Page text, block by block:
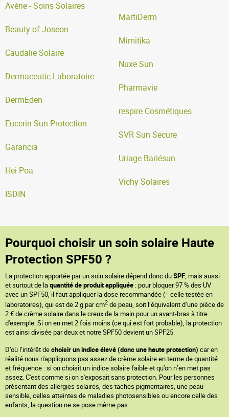
Avène - Soins Solaires
Beauty of Joseon
Caudalie Solaire
Dermaceutic Laboratoire
DermEden
Eucerin Sun Protection
Garancia
Hei Poa
ISDIN
MartiDerm
Mimitika
Nuxe Sun
Pharmavie
respire Cosmétiques
SVR Sun Secure
Uriage Bariésun
Vichy Solaires
Pourquoi choisir un soin solaire Haute
Protection SPF50 ?
La protection apportée par un soin solaire dépend donc duSPF, mais aussi
et surtout de laquantité de produit appliquée : pour bloquer 97 % des UV
avec un SPF50, il faut appliquer la dose recommandée (= celle testée en
laboratoires), qui est de 2 g par cm2 de peau, soit l’équivalent d’une pièce de
2 € de crème solaire dans le creux de la main pour un avant-bras à titre
d'exemple. Si on en met 2 fois moins (ce qui est fort probable), la protection
est ainsi divisée par deux et notre SPF50 devient un SPF25.
D’où l’intérêt dechoisir un indice élevé (donc une haute protection) car en
réalité nous n'appliquons pas assez de crème solaire en terme de quantité
et fréquence : si on choisit un indice solaire faible et qu’on n’en met pas
assez. C'est comme si on s'exposait sans protection. Pour les personnes
présentant des allergies solaires, des taches pigmentaires, une peau
sensible, celles atteintes de maladies photosensibles ou encore celle des
enfants, la question ne se pose même pas.